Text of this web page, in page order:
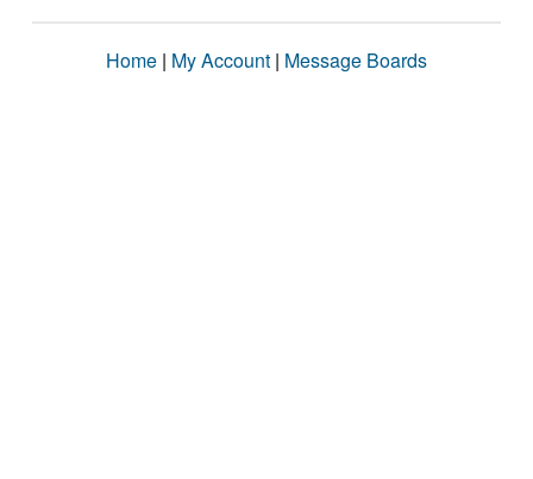
Home | My Account | Message Boards